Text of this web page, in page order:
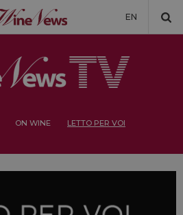
EN
ON WINE LETTO PER VOI